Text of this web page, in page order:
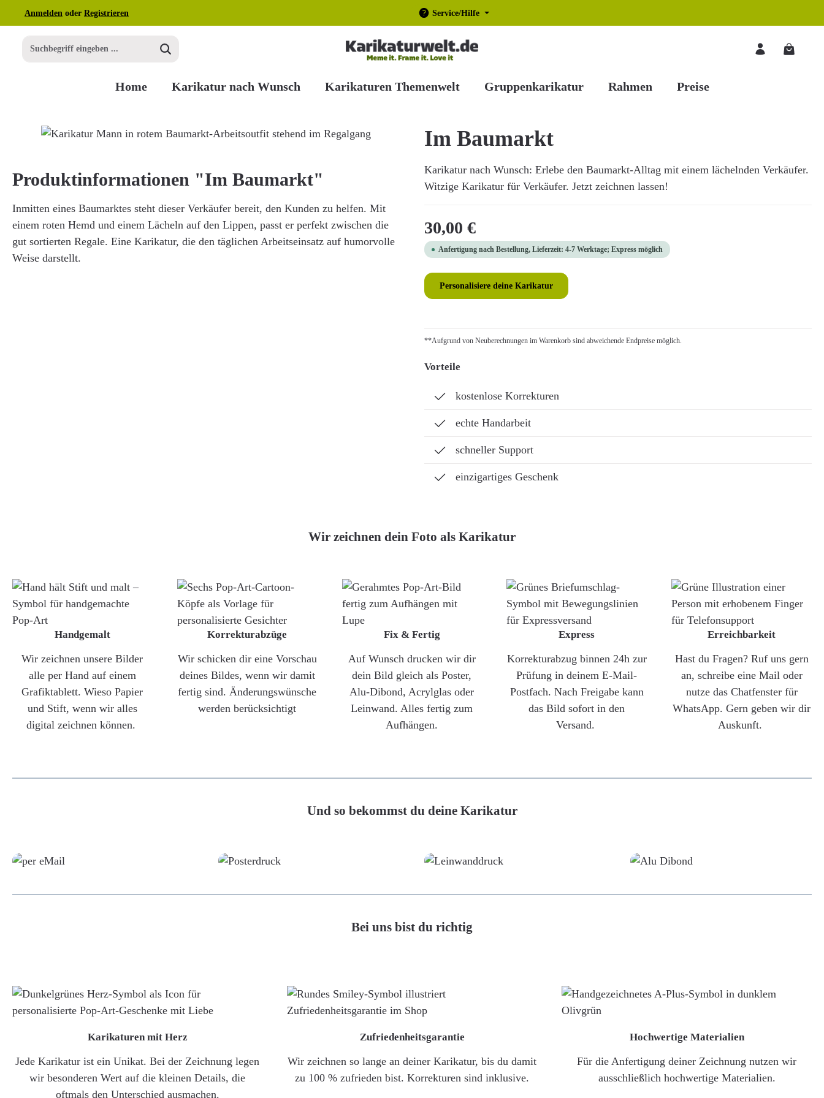
Hauptinhalt springen
Zur Suche springen
Zur Hauptnavigation springen
Anmelden oder Registrieren Service/Hilfe
Home Karikatur nach Wunsch Karikaturen Themenwelt Gruppenkarikatur Rahmen Preise
Bildergalerie überspringen Im Baumarkt
Karikatur nach Wunsch: Erlebe den Baumarkt-Alltag mit einem lächelnden Verkäufer.
Witzige Karikatur für Verkäufer. Jetzt zeichnen lassen!
Regulärer Preis:
30,00 €
Anfertigung nach Bestellung, Lieferzeit: 4-7 Werktage; Express möglich
Personalisiere deine Karikatur
**Aufgrund von Neuberechnungen im Warenkorb sind abweichende Endpreise möglich.
Vorteile
kostenlose Korrekturen
echte Handarbeit
schneller Support
einzigartiges Geschenk
Produktinformationen "Im Baumarkt"
Inmitten eines Baumarktes steht dieser Verkäufer bereit, den Kunden zu helfen. Mit
einem roten Hemd und einem Lächeln auf den Lippen, passt er perfekt zwischen die
gut sortierten Regale. Eine Karikatur, die den täglichen Arbeitseinsatz auf humorvolle
Weise darstellt.
Wir zeichnen dein Foto als Karikatur
Handgemalt
Wir zeichnen unsere Bilder
alle per Hand auf einem
Grafiktablett. Wieso Papier
und Stift, wenn wir alles
digital zeichnen können.
Korrekturabzüge
Wir schicken dir eine Vorschau
deines Bildes, wenn wir damit
fertig sind. Änderungswünsche
werden berücksichtigt
Fix & Fertig
Auf Wunsch drucken wir dir
dein Bild gleich als Poster,
Alu-Dibond, Acrylglas oder
Leinwand. Alles fertig zum
Aufhängen.
Express
Korrekturabzug binnen 24h zur
Prüfung in deinem E-Mail-
Postfach. Nach Freigabe kann
das Bild sofort in den
Versand.
Erreichbarkeit
Hast du Fragen? Ruf uns gern
an, schreibe eine Mail oder
nutze das Chatfenster für
WhatsApp. Gern geben wir dir
Auskunft.
Und so bekommst du deine Karikatur
Bei uns bist du richtig
Karikaturen mit Herz
Jede Karikatur ist ein Unikat. Bei der Zeichnung legen
wir besonderen Wert auf die kleinen Details, die
oftmals den Unterschied ausmachen.
Zufriedenheitsgarantie
Wir zeichnen so lange an deiner Karikatur, bis du damit
zu 100 % zufrieden bist. Korrekturen sind inklusive.
Hochwertige Materialien
Für die Anfertigung deiner Zeichnung nutzen wir
ausschließlich hochwertige Materialien.